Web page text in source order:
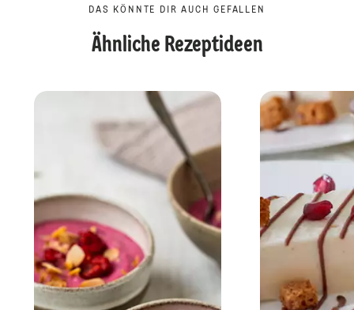
DAS KÖNNTE DIR AUCH GEFALLEN
Ähnliche Rezeptideen